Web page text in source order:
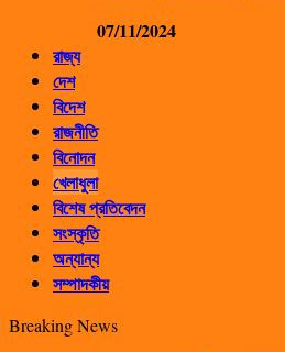
07/11/2024
রাজ্য
দেশ
বিদেশ
রাজনীতি
বিনোদন
খেলাধুলা
বিশেষ প্রতিবেদন
সংস্কৃতি
অন্যান্য
সম্পাদকীয়
Breaking News